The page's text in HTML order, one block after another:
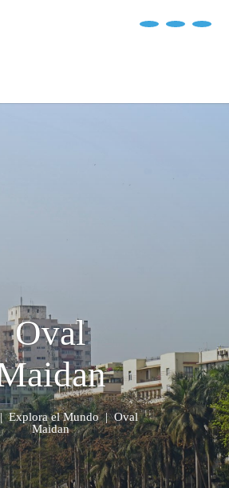
watches
ARTÍCULOS
Oval
Explora el Mundo |Oval
Maidan